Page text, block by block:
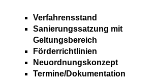
Verfahrensstand
Sanierungssatzung mit
Geltungsbereich
Förderrichtlinien
Neuordnungskonzept
Termine/Dokumentation